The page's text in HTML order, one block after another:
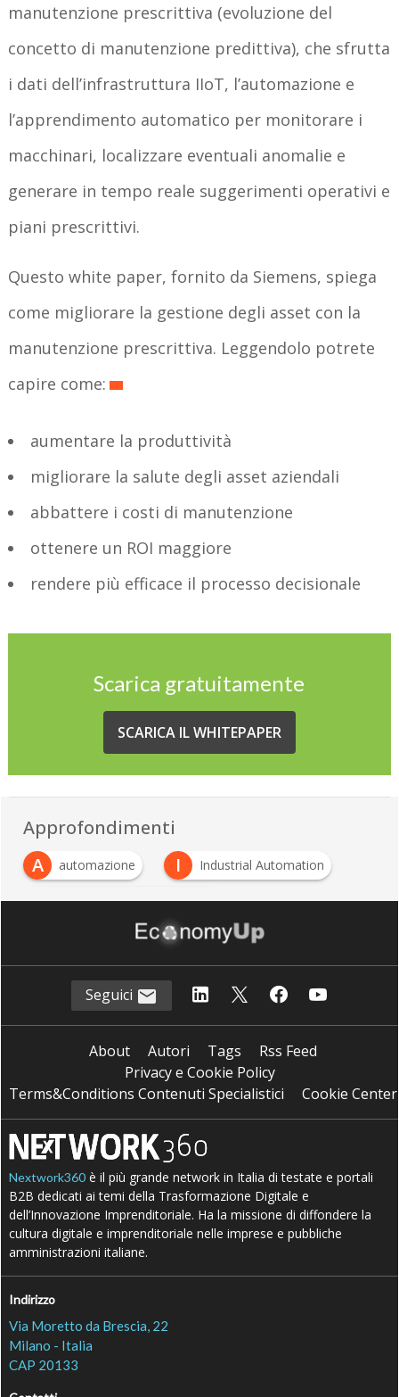
manutenzione prescrittiva (evoluzione del
concetto di manutenzione predittiva), che sfrutta
i dati dell’infrastruttura IIoT, l’automazione e
l’apprendimento automatico per monitorare i
macchinari, localizzare eventuali anomalie e
generare in tempo reale suggerimenti operativi e
piani prescrittivi.
Questo white paper, fornito da Siemens, spiega
come migliorare la gestione degli asset con la
manutenzione prescrittiva. Leggendolo potrete
capire come:
aumentare la produttività
migliorare la salute degli asset aziendali
abbattere i costi di manutenzione
ottenere un ROI maggiore
rendere più efficace il processo decisionale
Scarica gratuitamente
SCARICA IL WHITEPAPER
Approfondimenti
A
automazione I Industrial Automation
I Industrial Internet of Things
manutenzione prescrittiva
Seguici
About Autori Tags
Rss Feed
Privacy e Cookie Policy
Terms&Conditions Contenuti Specialistici
Cookie Center
Nextwork360 è il più grande network in Italia di testate e portali
B2B dedicati ai temi della Trasformazione Digitale e
dell’Innovazione Imprenditoriale. Ha la missione di diffondere la
cultura digitale e imprenditoriale nelle imprese e pubbliche
amministrazioni italiane.
Indirizzo
Via Moretto da Brescia, 22
Milano - Italia
CAP 20133